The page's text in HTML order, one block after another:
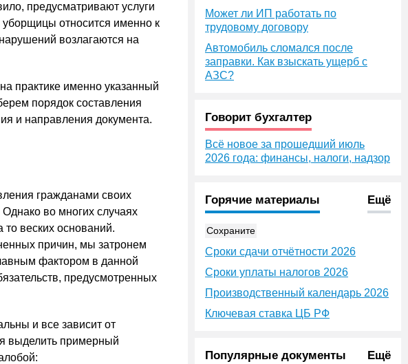
предусматривают услуги
уборщицы относится именно к
возлагаются на
практике именно указанный
порядок составления
и направления документа.
гражданами своих
во многих случаях
веских оснований.
причин, мы затронем
фактором в данной
предусмотренных
и все зависит от
выделить примерный
Может ли ИП работать по
трудовому договору
Автомобиль сломался после
заправки. Как взыскать ущерб с
АЗС?
Говорит бухгалтер
Всё новое за прошедший июль
2026 года: финансы, налоги, надзор
Горячие материалы Ещё
Сохраните
Сроки сдачи отчётности 2026
Сроки уплаты налогов 2026
Производственный календарь 2026
Ключевая ставка ЦБ РФ
Популярные документы Ещё